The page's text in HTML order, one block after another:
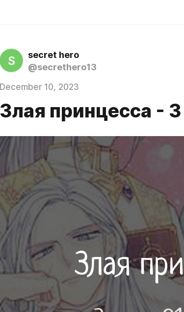
S
secret hero
@secrethero13
December 10, 2023
Злая принцесса - 3